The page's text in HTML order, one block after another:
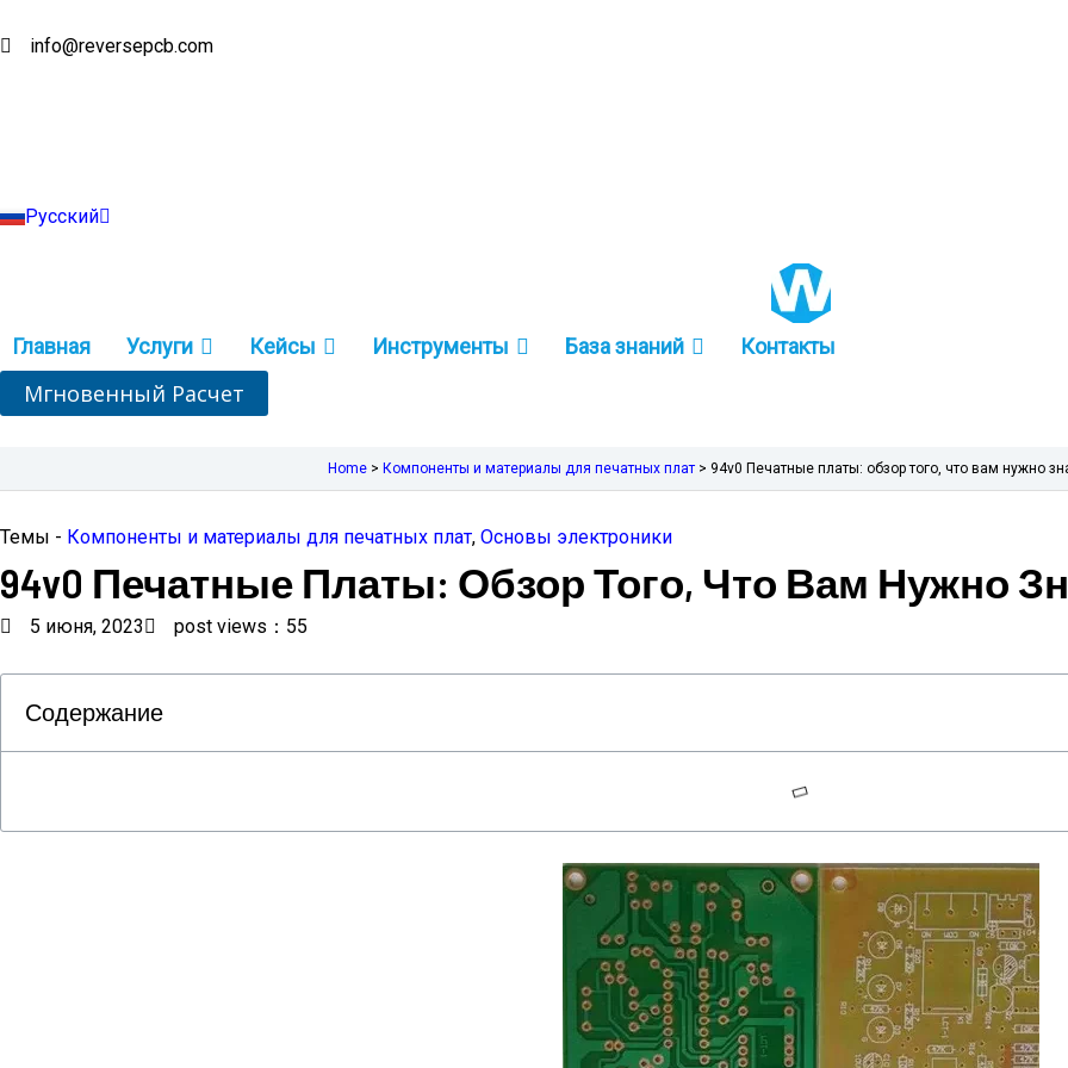
к
info@reversepcb.com
Русский
English
Indonesia
Главная Услуги Кейсы Инструменты База знаний Контакты
Мгновенный Расчет
Home > Компоненты и материалы для печатных плат > 94v0 Печатные платы: обзор того, что вам нужно
Темы - Компоненты и материалы для печатных плат, Основы электроники
94v0 Печатные Платы: Обзор Того, Что Вам Нужно
5 июня, 2023 post views：55
Содержание